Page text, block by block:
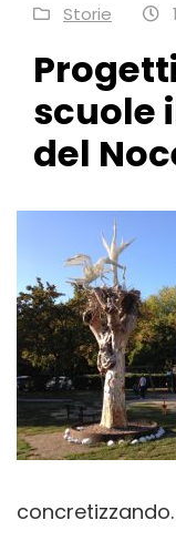
Storie
scuole
del
concretizzando.